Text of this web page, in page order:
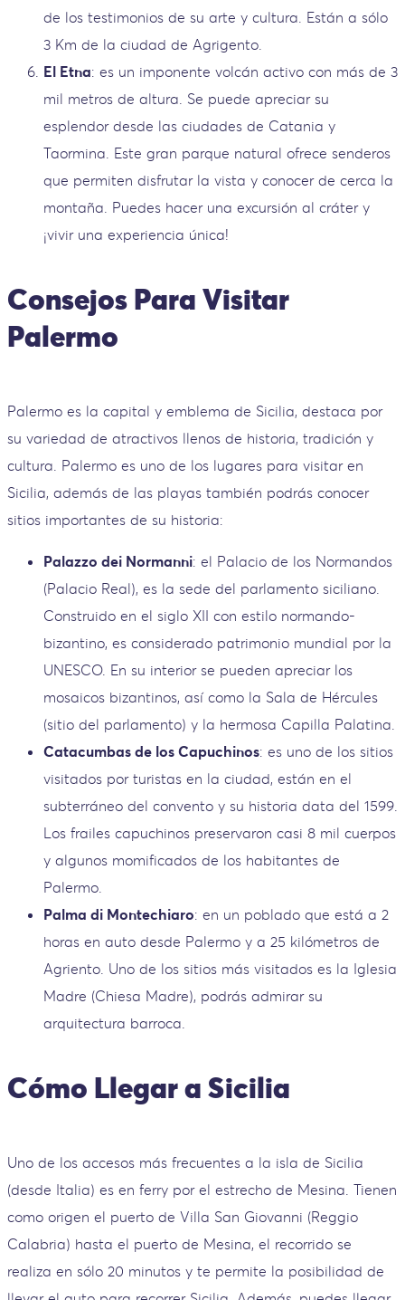
de los testimonios de su arte y cultura. Están a sólo
3 Km de la ciudad de Agrigento.
El Etna: es un imponente volcán activo con más de 3
mil metros de altura. Se puede apreciar su
esplendor desde las ciudades de Catania y
Taormina. Este gran parque natural ofrece senderos
que permiten disfrutar la vista y conocer de cerca la
montaña. Puedes hacer una excursión al cráter y
¡vivir una experiencia única!
Consejos Para Visitar
Palermo
Palermo es la capital y emblema de Sicilia, destaca por
su variedad de atractivos llenos de historia, tradición y
cultura. Palermo es uno de los lugares para visitar en
Sicilia, además de las playas también podrás conocer
sitios importantes de su historia:
Palazzo dei Normanni: el Palacio de los Normandos
(Palacio Real), es la sede del parlamento siciliano.
Construido en el siglo XII con estilo normando-
bizantino, es considerado patrimonio mundial por la
UNESCO. En su interior se pueden apreciar los
mosaicos bizantinos, así como la Sala de Hércules
(sitio del parlamento) y la hermosa Capilla Palatina.
Catacumbas de los Capuchinos: es uno de los sitios
visitados por turistas en la ciudad, están en el
subterráneo del convento y su historia data del 1599.
Los frailes capuchinos preservaron casi 8 mil cuerpos
y algunos momificados de los habitantes de
Palermo.
Palma di Montechiaro: en un poblado que está a 2
horas en auto desde Palermo y a 25 kilómetros de
Agriento. Uno de los sitios más visitados es la Iglesia
Madre (Chiesa Madre), podrás admirar su
arquitectura barroca.
Cómo Llegar a Sicilia
Uno de los accesos más frecuentes a la isla de Sicilia
(desde Italia) es en ferry por el estrecho de Mesina. Tienen
como origen el puerto de Villa San Giovanni (Reggio
Calabria) hasta el puerto de Mesina, el recorrido se
realiza en sólo 20 minutos y te permite la posibilidad de